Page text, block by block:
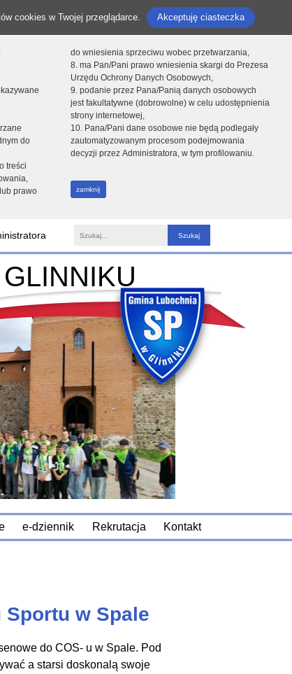
cookies w Twojej przeglądarce. Akceptuję ciasteczka
do
treści
prawo
do wniesienia sprzeciwu wobec przetwarzania,
8. ma Pan/Pani prawo wniesienia skargi do Prezesa
Urzędu Ochrony Danych Osobowych,
9. podanie przez Pana/Panią danych osobowych
jest fakultatywne (dobrowolne) w celu udostępnienia
strony internetowej,
10. Pana/Pani dane osobowe nie będą podlegały
zautomatyzowanym procesom podejmowania
decyzji przez Administratora, w tym profilowaniu.
zamknij
e-dziennik Rekrutacja Kontakt
Sportu w Spale
do COS- u w Spale. Pod
a starsi doskonalą swoje